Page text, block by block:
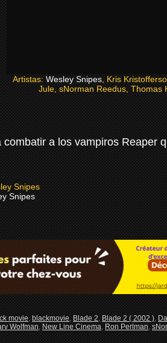
Artistas:Wesley Snipes, Kris
Jule, sNorman Reedus, Thomas
a los vampiros Reaper
Snipes
movie,blackmovie,Blade 2,Blade 2 ( 2002 ),
Wolfman,New Line Cinema,Ron Perlman,